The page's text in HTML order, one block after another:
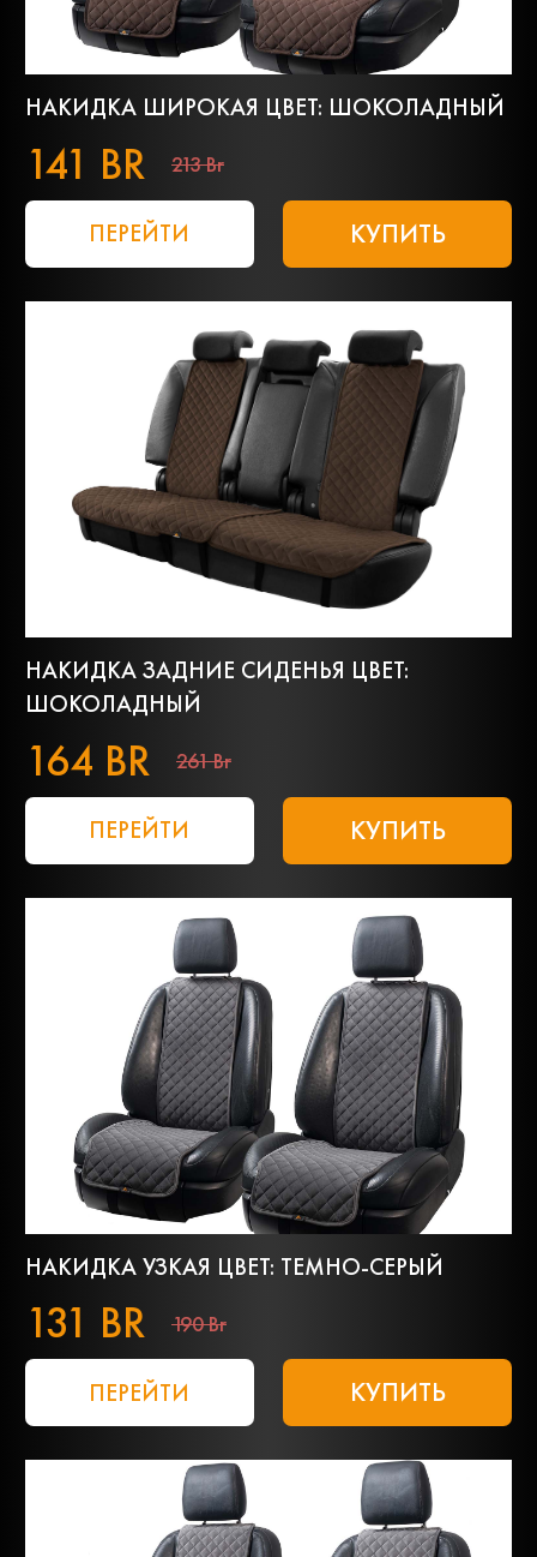
НАКИДКА ШИРОКАЯ ЦВЕТ: ШОКОЛАДНЫЙ
141 BR 213 Br
ПЕРЕЙТИ КУПИТЬ
НАКИДКА ЗАДНИЕ СИДЕНЬЯ ЦВЕТ:
ШОКОЛАДНЫЙ
164 BR 261 Br
ПЕРЕЙТИ КУПИТЬ
НАКИДКА УЗКАЯ ЦВЕТ: ТЕМНО-СЕРЫЙ
131 BR 190 Br
ПЕРЕЙТИ КУПИТЬ